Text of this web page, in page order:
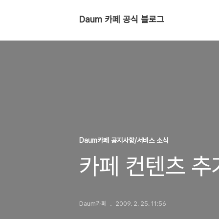
Daum 카페 공식 블로그
Daum카페 공지사항/서비스 소식
카페 컨텐츠 추
Daum카페 2009. 2. 25. 11:56